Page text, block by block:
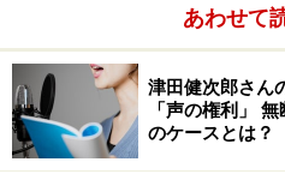
似ているとして争われた被告
【画像1】左が原告イラスト、
判決文別紙
あわせて
津田健次郎さん
「声の権利」
のケースとは？